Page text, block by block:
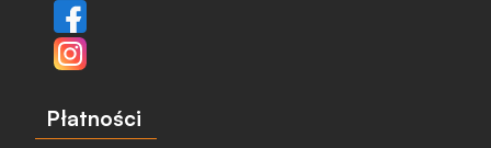
Płatności